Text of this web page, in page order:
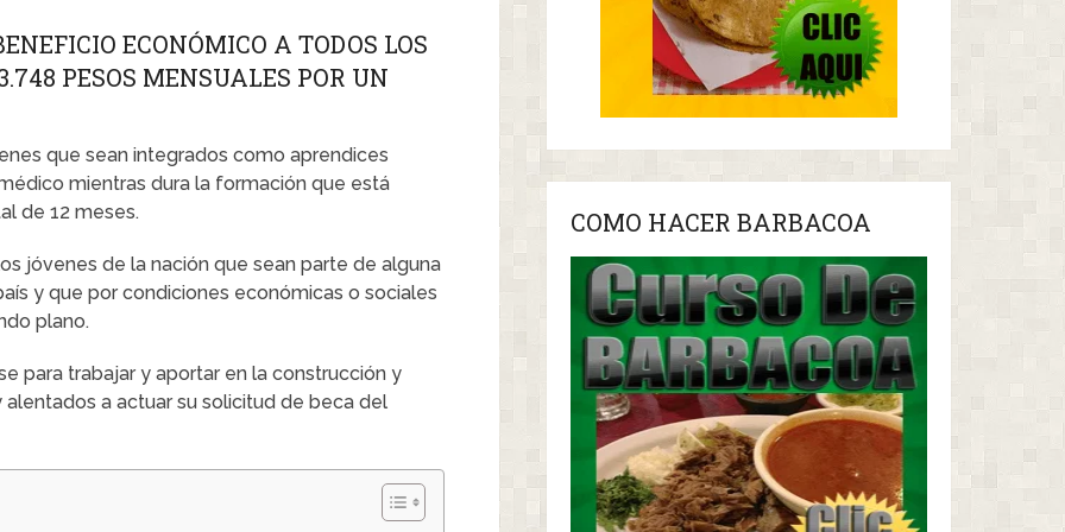
ECONÓMICO A TODOS LOS
PESOS MENSUALES POR UN
que sean integrados como aprendices
mientras dura la formación que está
de 12 meses.
jóvenes de la nación que sean parte de alguna
y que por condiciones económicas o sociales
plano.
para trabajar y aportar en la construcción y
a actuar su solicitud de beca del
COMO HACER BARBACOA